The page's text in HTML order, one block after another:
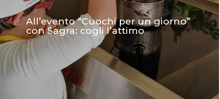
All’evento “Cuochi per un giorno”
con Sagra: cogli l’attimo